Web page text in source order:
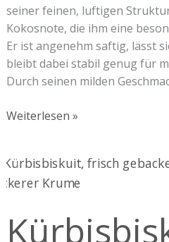
seiner feinen, luftigen
Kokosnote, die ihm eine
Er ist angenehm saftig, lässt
bleibt dabei stabil genug für
Durch seinen milden
Weiterlesen »
Kürbisbiskuit